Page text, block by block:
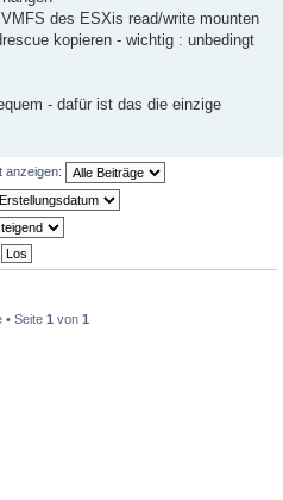
des ESXis read/write mounten
kopieren - wichtig : unbedingt
- dafür ist das die einzige
anzeigen:
• Seite 1 von 1